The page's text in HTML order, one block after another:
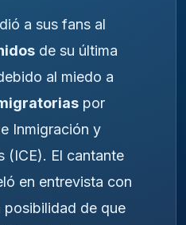
a sus fans al
de su última
al miedo a
por
Inmigración y
(ICE). El cantante
en entrevista con
posibilidad de que